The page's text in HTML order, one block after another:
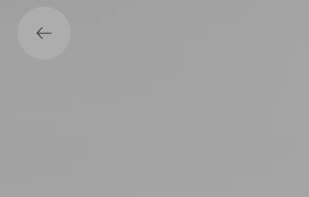
pris
Tillbaka